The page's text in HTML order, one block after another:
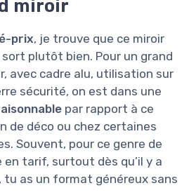
miroir
prix, je trouve que ce miroir
sort plutôt bien. Pour un grand
avec cadre alu, utilisation sur
sécurité, on est dans une
par rapport à ce
de déco ou chez certaines
Souvent, pour ce genre de
tarif, surtout dès qu’il y a
tu as un format généreux sans